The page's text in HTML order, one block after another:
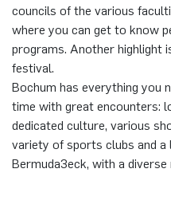
councils of the various
where you can get to know
programs. Another highlight
festival.
Bochum has everything you
time with great encounters:
dedicated culture, various
variety of sports clubs and
Bermuda3eck, with a